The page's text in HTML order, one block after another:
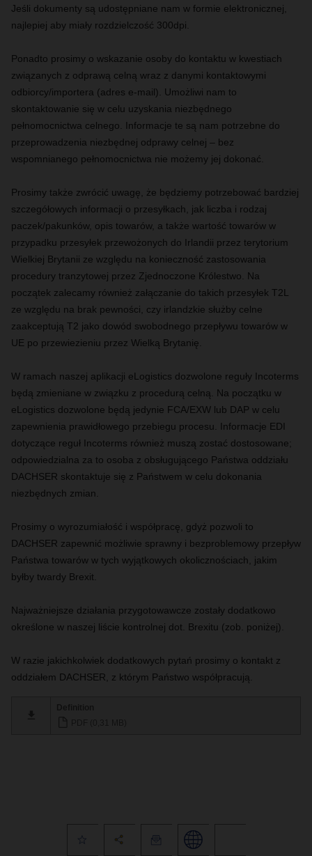
Jeśli dokumenty są udostępniane nam w formie elektronicznej,
najlepiej aby miały rozdzielczość 300dpi.
Ponadto prosimy o wskazanie osoby do kontaktu w kwestiach
związanych z odprawą celną wraz z danymi kontaktowymi
odbiorcy/importera (adres e-mail). Umożliwi nam to
skontaktowanie się w celu uzyskania niezbędnego
pełnomocnictwa celnego. Informacje te są nam potrzebne do
przeprowadzenia niezbędnej odprawy celnej – bez
wspomnianego pełnomocnictwa nie możemy jej dokonać.
Prosimy także zwrócić uwagę, że będziemy potrzebować bardziej
szczegółowych informacji o przesyłkach, jak liczba i rodzaj
paczek/pakunków, opis towarów, a także wartość towarów w
przypadku przesyłek przewożonych do Irlandii przez terytorium
Wielkiej Brytanii ze względu na konieczność zastosowania
procedury tranzytowej przez Zjednoczone Królestwo. Na
początek zalecamy również załączanie do takich przesyłek T2L
ze względu na brak pewności, czy irlandzkie służby celne
zaakceptują T2 jako dowód swobodnego przepływu towarów w
UE po przewiezieniu przez Wielką Brytanię.
W ramach naszej aplikacji eLogistics dozwolone reguły Incoterms
będą zmieniane w związku z procedurą celną. Na początku w
eLogistics dozwolone będą jedynie FCA/EXW lub DAP w celu
zapewnienia prawidłowego przebiegu procesu. Informacje EDI
dotyczące reguł Incoterms również muszą zostać dostosowane;
odpowiedzialna za to osoba z obsługującego Państwa oddziału
DACHSER skontaktuje się z Państwem w celu dokonania
niezbędnych zmian.
Prosimy o wyrozumiałość i współpracę, gdyż pozwoli to
DACHSER zapewnić możliwie sprawny i bezproblemowy przepływ
Państwa towarów w tych wyjątkowych okolicznościach, jakim
byłby twardy Brexit.
Najważniejsze działania przygotowawcze zostały dodatkowo
określone w naszej liście kontrolnej dot. Brexitu (zob. poniżej).
W razie jakichkolwiek dodatkowych pytań prosimy o kontakt z
oddziałem DACHSER, z którym Państwo współpracują.